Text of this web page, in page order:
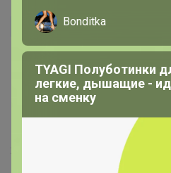
Kristina_Shatc
Джемпер очень понравился,
размер меньше, т.к. не
идеально, единственный
2 октября, 2025 21:48